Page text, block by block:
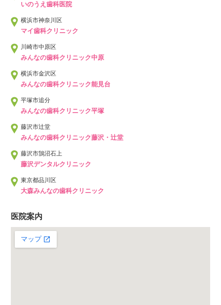
いのうえ歯科医院
横浜市神奈川区
マイ歯科クリニック
川崎市中原区
みんなの歯科クリニック中原
横浜市金沢区
みんなの歯科クリニック能見台
平塚市追分
みんなの歯科クリニック平塚
藤沢市辻堂
みんなの歯科クリニック藤沢・辻堂
藤沢市鵠沼石上
藤沢デンタルクリニック
東京都品川区
大森みんなの歯科クリニック
医院案内